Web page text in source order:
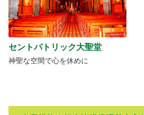
セントパトリック大聖堂
神聖な空間で心を休めに